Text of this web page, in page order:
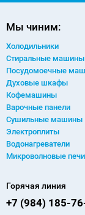
Мы чиним:
Холодильники
Стиральные машины
Посудомоечные
Духовые шкафы
Кофемашины
Варочные панели
Сушильные машины
Электроплиты
Водонагреватели
Микроволновые печи
Горячая линия
+7 (984) 185-